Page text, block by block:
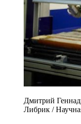
Дмитрий
Либрик /